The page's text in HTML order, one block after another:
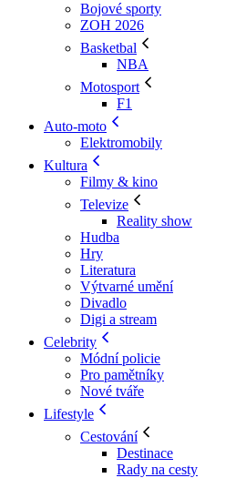
Bojové sporty
ZOH 2026
Basketbal
NBA
Motosport
F1
Auto-moto
Elektromobily
Kultura
Filmy & kino
Televize
Reality show
Hudba
Hry
Literatura
Výtvarné umění
Divadlo
Digi a stream
Celebrity
Módní policie
Pro pamětníky
Nové tváře
Lifestyle
Cestování
Destinace
Rady na cesty